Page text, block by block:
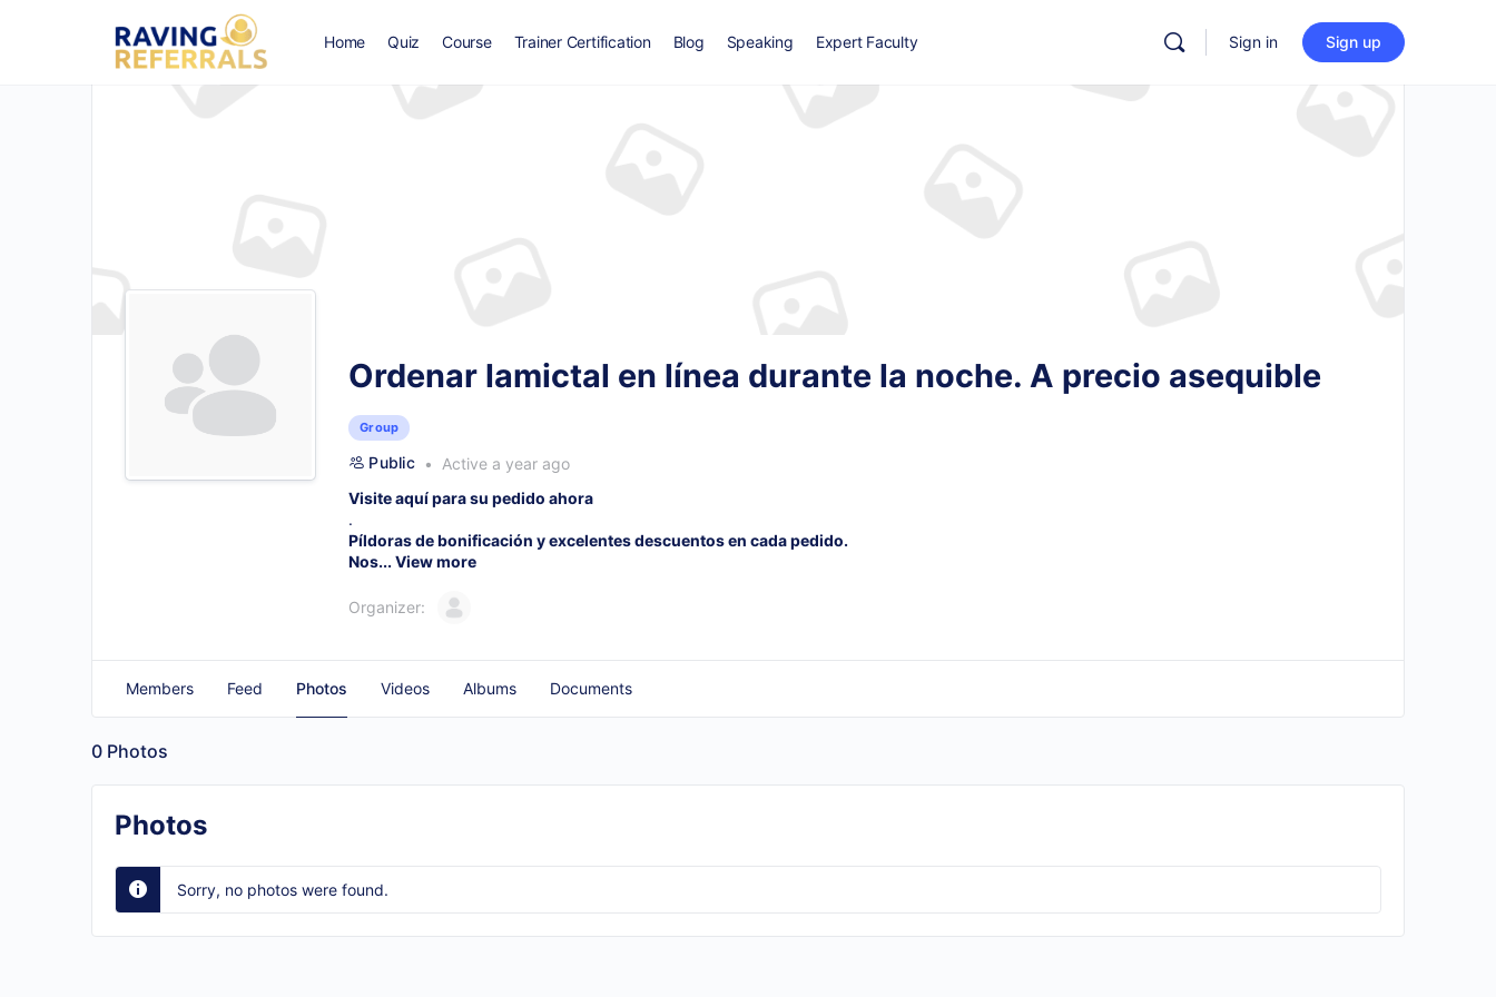
Home Quiz Course Trainer Certification Blog Speaking Expert Faculty Sign in Sign up
Ordenar lamictal en línea durante la noche. A precio asequible
Group
Public
Active a year ago
Visite aquí para su pedido ahora
.
Píldoras de bonificación y excelentes descuentos en cada pedido.
Nos... View more
Organizer:
Members Feed Photos Videos Albums Documents
0 Photos
Photos
Sorry, no photos were found.